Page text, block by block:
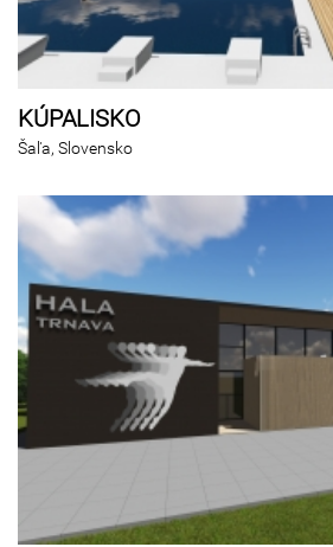
KÚPALISKO
Šaľa, Slovensko